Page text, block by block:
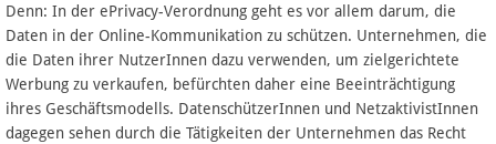
Denn: In der ePrivacy-Verordnung geht es vor allem darum, die
Daten in der Online-Kommunikation zu schützen. Unternehmen, die
die Daten ihrer NutzerInnen dazu verwenden, um zielgerichtete
Werbung zu verkaufen, befürchten daher eine Beeinträchtigung
ihres Geschäftsmodells. DatenschützerInnen und NetzaktivistInnen
dagegen sehen durch die Tätigkeiten der Unternehmen das Recht